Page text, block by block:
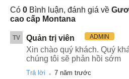
Có 0 Bình luận, đánh giá về
cao cấp Montana
TV Quản trị viên ADMIN
Xin chào quý khách. Quý
chúng tôi sẽ phản hồi sớm
Trả lời . 7 năm trước